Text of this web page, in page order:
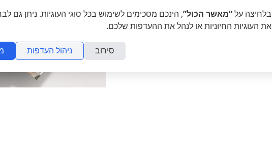
בלחיצה על“מאשר הכול”, הינכם מסכימים לשימוש בכל סוגי העוגיות. ניתן גם
את העוגיות החיוניות או לנהל את ההעדפות שלכם.
סירוב ניהול העדפות